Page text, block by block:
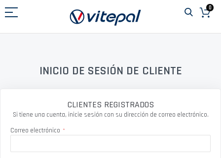
al
0
INICIO DE SESIÓN DE CLIENTE
CLIENTES REGISTRADOS
Si tiene una cuenta, inicie sesión con su dirección de correo electrónico.
Correo electrónico